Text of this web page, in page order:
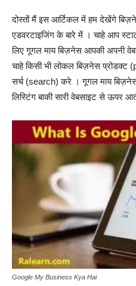
दोस्तों मैं इस आर्टिकल में हम देखेंगे
एडवरटाइजिंग के बारे में । चाहे आप
लिए गूगल माय बिज़नेस आपकी अपनी
चाहे किसी भी लोकल बिज़नेस प्रोडक्ट
सर्च (search) करे । गूगल माय
लिस्टिंग बाकी सारी वेबसाइट से ऊपर
Google My Business Kya Hai